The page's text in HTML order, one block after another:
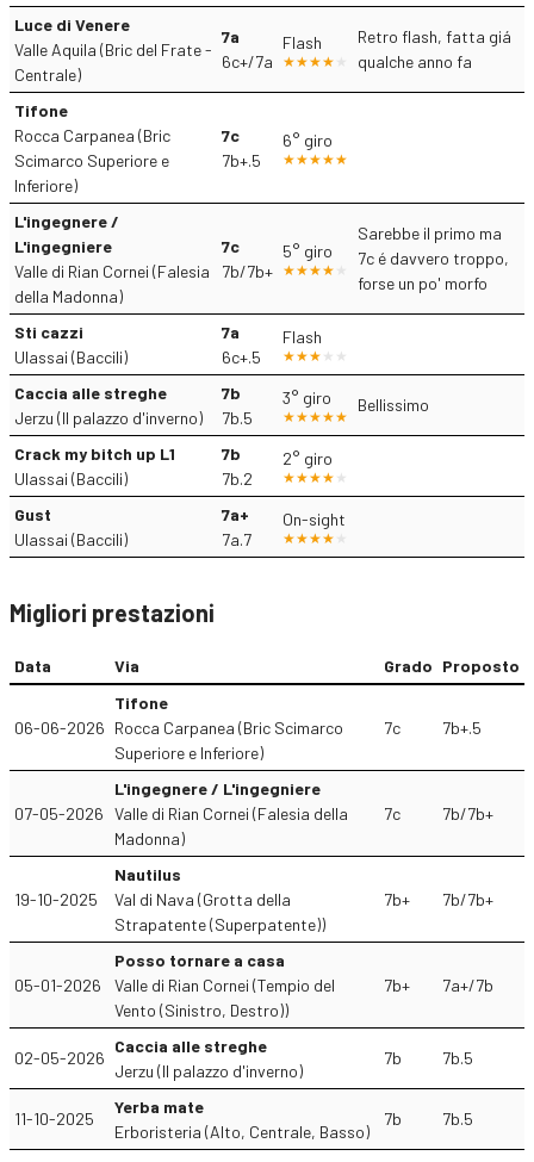
Luce di Venere
Valle Aquila (Bric del Frate -
Centrale)
7a
6c+/7a
Flash
Retro flash, fatta giá
qualche anno fa
Tifone
Rocca Carpanea (Bric
Scimarco Superiore e
Inferiore)
7c
7b+.5
6° giro
L'ingegnere /
L'ingegniere
Valle di Rian Cornei (Falesia
della Madonna)
7c
7b/7b+
5° giro
Sarebbe il primo ma
7c é davvero troppo,
forse un po' morfo
Sti cazzi
Ulassai (Baccili)
7a
6c+.5
Flash
Caccia alle streghe
Jerzu (Il palazzo d'inverno)
7b
7b.5
3° giro Bellissimo
Crack my bitch up L1
Ulassai (Baccili)
7b
7b.2
2° giro
Gust
Ulassai (Baccili)
7a+
7a.7
On-sight
Migliori prestazioni
Data Via Grado Proposto
06-06-2026
Tifone
Rocca Carpanea (Bric Scimarco
Superiore e Inferiore)
7c 7b+.5
07-05-2026
L'ingegnere / L'ingegniere
Valle di Rian Cornei (Falesia della
Madonna)
7c 7b/7b+
19-10-2025
Nautilus
Val di Nava (Grotta della
Strapatente (Superpatente))
7b+ 7b/7b+
05-01-2026
Posso tornare a casa
Valle di Rian Cornei (Tempio del
Vento (Sinistro, Destro))
7b+ 7a+/7b
02-05-2026
Caccia alle streghe
Jerzu (Il palazzo d'inverno)
7b 7b.5
11-10-2025
Yerba mate
Erboristeria (Alto, Centrale, Basso)
7b 7b.5